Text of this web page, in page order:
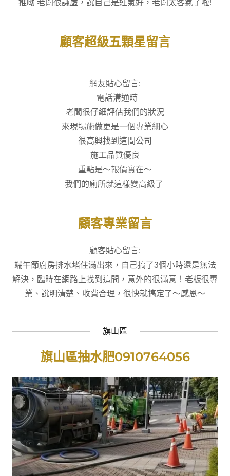
推呦 老闆很謙虛，說自己是運氣好，老闆太客氣了啦!
顧客超級五顆星留言
網友貼心留言:
電話溝通時
老闆很仔細評估我們的狀況
來現場施做更是一個專業細心
很高興找到這間公司
施工品質優良
重點是～報價實在～
我們的廁所就這樣變高級了
顧客專業留言
顧客貼心留言:
端午節廚房排水堵住滿出來，自己搞了3個小時還是無法
解決，臨時在網路上找到這間，意外的很滿意！老板很專
業、說明清楚、收費合理，很快就搞定了～感恩～
旗山區
旗山區抽水肥0910764056